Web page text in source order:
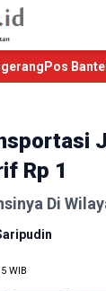
Pos
Rp 1
Di
WIB